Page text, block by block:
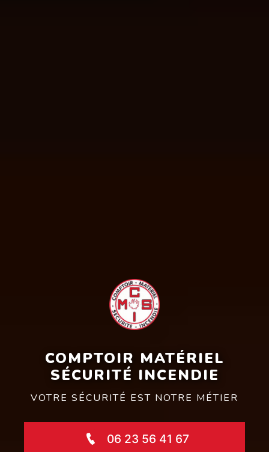
COMPTOIR MATÉRIEL
SÉCURITÉ INCENDIE
VOTRE SÉCURITÉ EST NOTRE MÉTIER
06 23 56 41 67